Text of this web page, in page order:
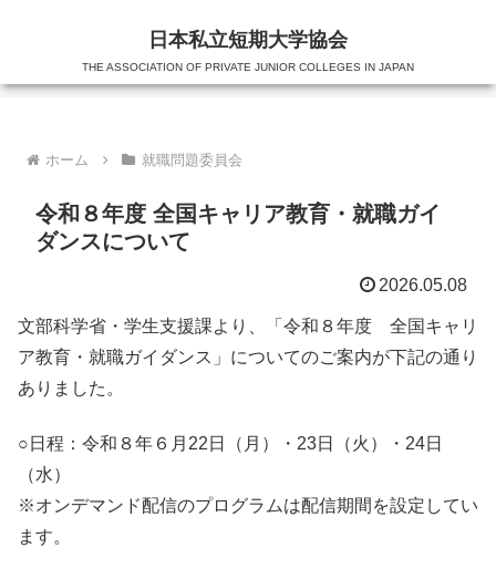
日本私立短期大学協会
THE ASSOCIATION OF PRIVATE JUNIOR COLLEGES IN JAPAN
ホーム 就職問題委員会
令和８年度 全国キャリア教育・就職ガイ
ダンスについて
2026.05.08
文部科学省・学生支援課より、「令和８年度 全国キャリ
ア教育・就職ガイダンス」についてのご案内が下記の通り
ありました。
○日程：令和８年６月22日（月）・23日（火）・24日
（水）
※オンデマンド配信のプログラムは配信期間を設定してい
ます。